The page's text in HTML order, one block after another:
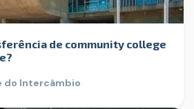
de community college
do Intercâmbio